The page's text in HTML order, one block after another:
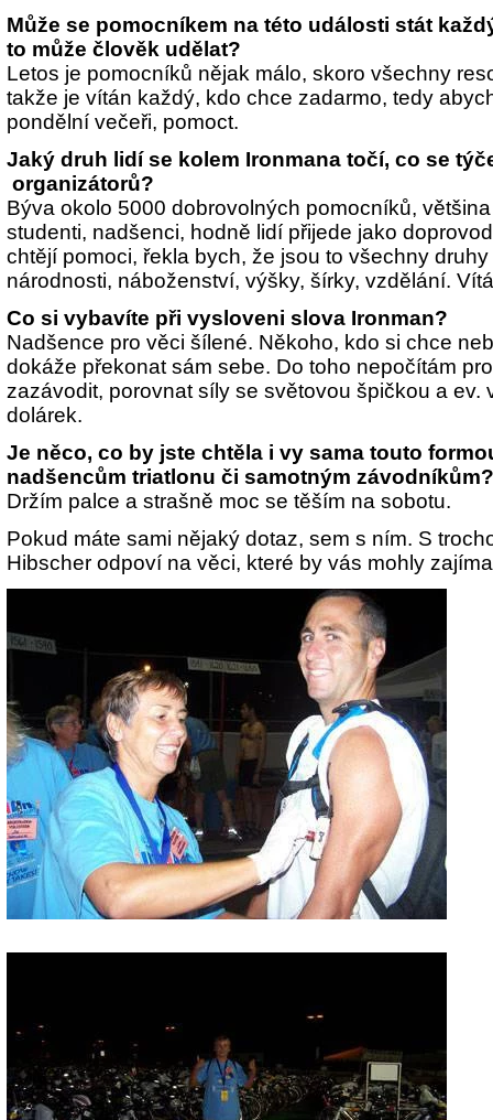
Může se pomocníkem na této události stát
to může člověk udělat?
Letos je pomocníků nějak málo, skoro všechny
takže je vítán každý, kdo chce zadarmo, tedy
pondělní večeři, pomoct.
Jaký druh lidí se kolem Ironmana točí, co se
organizátorů?
Býva okolo 5000 dobrovolných pomocníků,
studenti, nadšenci, hodně lidí přijede jako
chtějí pomoci, řekla bych, že jsou to všechny
národnosti, náboženství, výšky, šírky, vzdělání.
Co si vybavíte při vysloveni slova Ironman?
Nadšence pro věci šílené. Někoho, kdo si chce
dokáže překonat sám sebe. Do toho nepočítám
zazávodit, porovnat síly se světovou špičkou a ev.
dolárek.
Je něco, co by jste chtěla i vy sama touto
nadšencům triatlonu či samotným závodníkům?
Držím palce a strašně moc se těším na sobotu.
Pokud máte sami nějaký dotaz, sem s ním. S
Hibscher odpoví na věci, které by vás mohly